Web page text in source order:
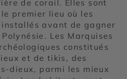
de corail. Elles sont
premier lieu où les
installés avant de gagner
Les Marquises
constitués
et de tikis, des
dieux, parmi les mieux